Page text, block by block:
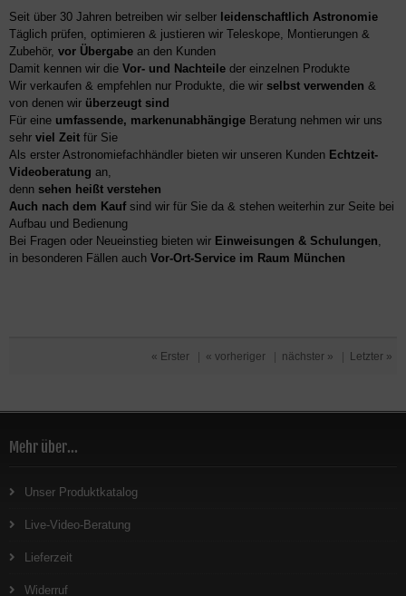
Seit über 30 Jahren betreiben wir selber leidenschaftlich Astronomie
Täglich prüfen, optimieren & justieren wir Teleskope, Montierungen &
Zubehör, vor Übergabe an den Kunden
Damit kennen wir die Vor- und Nachteile der einzelnen Produkte
Wir verkaufen & empfehlen nur Produkte, die wir selbst verwenden &
von denen wir überzeugt sind
Für eine umfassende, markenunabhängige Beratung nehmen wir uns
sehr viel Zeit für Sie
Als erster Astronomiefachhändler bieten wir unseren Kunden Echtzeit-
Videoberatung an,
denn sehen heißt verstehen
Auch nach dem Kaufsind wir für Sie da & stehen weiterhin zur Seite bei
Aufbau und Bedienung
Bei Fragen oder Neueinstieg bieten wir Einweisungen & Schulungen,
in besonderen Fällen auch Vor-Ort-Service im Raum München
« Erster « vorheriger nächster » Letzter »
Mehr über...
Unser Produktkatalog
Live-Video-Beratung
Lieferzeit
Widerruf